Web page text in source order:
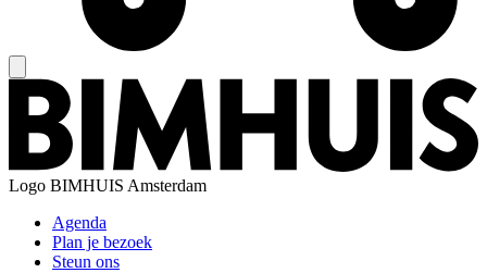
Logo BIMHUIS Amsterdam
Agenda
Plan je bezoek
Steun ons